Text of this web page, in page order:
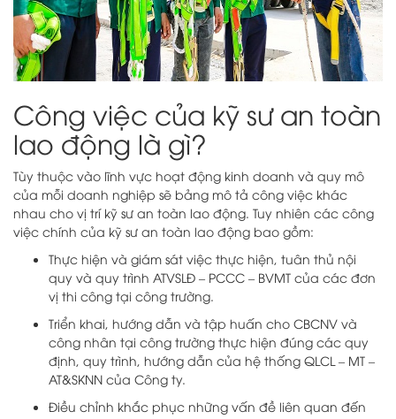
Công việc của kỹ sư an toàn
lao động là gì?
Tùy thuộc vào lĩnh vực hoạt động kinh doanh và quy mô
của mỗi doanh nghiệp sẽ bảng mô tả công việc khác
nhau cho vị trí kỹ sư an toàn lao động. Tuy nhiên các công
việc chính của kỹ sư an toàn lao động bao gồm:
Thực hiện và giám sát việc thực hiện, tuân thủ nội
quy và quy trình ATVSLĐ – PCCC – BVMT của các đơn
vị thi công tại công trường.
Triển khai, hướng dẫn và tập huấn cho CBCNV và
công nhân tại công trường thực hiện đúng các quy
định, quy trình, hướng dẫn của hệ thống QLCL – MT –
AT&SKNN của Công ty.
Điều chỉnh khắc phục những vấn đề liên quan đến